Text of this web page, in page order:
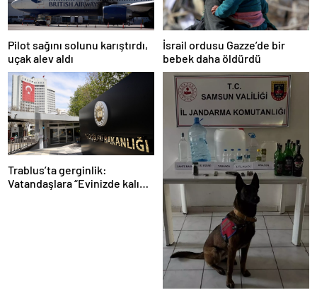
Pilot sağını solunu karıştırdı,
uçak alev aldı
İsrail ordusu Gazze’de bir
bebek daha öldürdü
Trablus’ta gerginlik:
Vatandaşlara “Evinizde kalın”